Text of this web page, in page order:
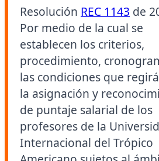
Resolución REC 1143 de
Por medio de la cual se
establecen los criterios,
procedimiento,
las condiciones que
la asignación y
de puntaje salarial de los
profesores de la
Internacional del Trópico